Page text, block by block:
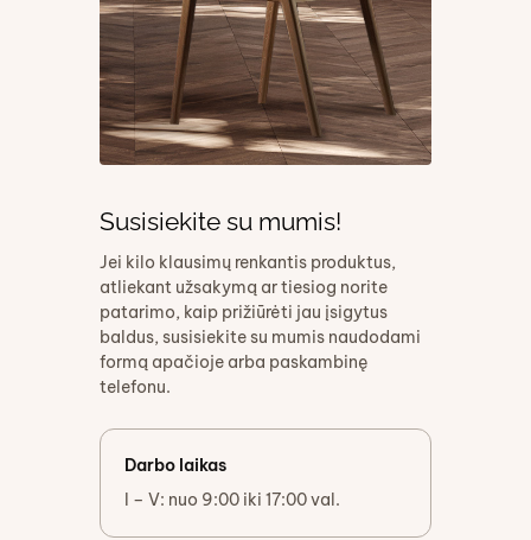
Susisiekite su mumis!
Jei kilo klausimų renkantis produktus,
atliekant užsakymą ar tiesiog norite
patarimo, kaip prižiūrėti jau įsigytus
baldus, susisiekite su mumis naudodami
formą apačioje arba paskambinę
telefonu.
Darbo laikas
I – V: nuo 9:00 iki 17:00 val.